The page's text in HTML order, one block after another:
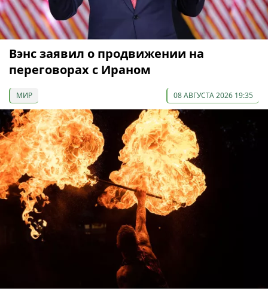
Вэнс заявил о продвижении на
переговорах с Ираном
МИР 08 АВГУСТА 2026 19:35